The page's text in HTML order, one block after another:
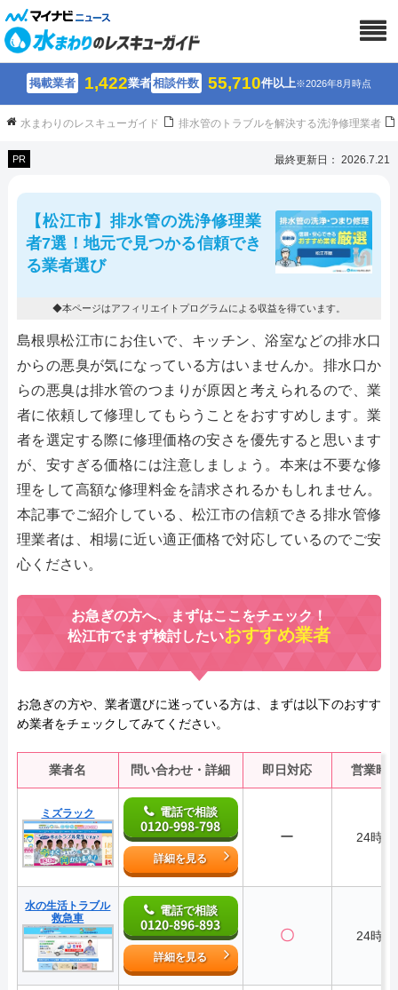
掲載業者 1,422業者相談件数 55,710件以上※2026年8月時点
水まわりのレスキューガイド 排水管のトラブルを解決する洗浄修理業者
PR 最終更新日： 2026.7.21
【松江市】排水管の洗浄修理業
者7選！地元で見つかる信頼でき
る業者選び
◆本ページはアフィリエイトプログラムによる収益を得ています。
島根県松江市にお住いで、キッチン、浴室などの排水口
からの悪臭が気になっている方はいませんか。排水口か
らの悪臭は排水管のつまりが原因と考えられるので、業
者に依頼して修理してもらうことをおすすめします。業
者を選定する際に修理価格の安さを優先すると思います
が、安すぎる価格には注意しましょう。本来は不要な修
理をして高額な修理料金を請求されるかもしれません。
本記事でご紹介している、松江市の信頼できる排水管修
理業者は、相場に近い適正価格で対応しているのでご安
心ください。
お急ぎの方へ、まずはここをチェック！
松江市でまず検討したいおすすめ業者
お急ぎの方や、業者選びに迷っている方は、まずは以下のおすす
め業者をチェックしてみてください。
業者名 問い合わせ・詳細 即日対応 営業時
ミズラック 電話で相談
0120-998-798
詳細を見る
ー 24時間
水の生活トラブル
救急車
電話で相談
0120-896-893
詳細を見る
〇 24時間